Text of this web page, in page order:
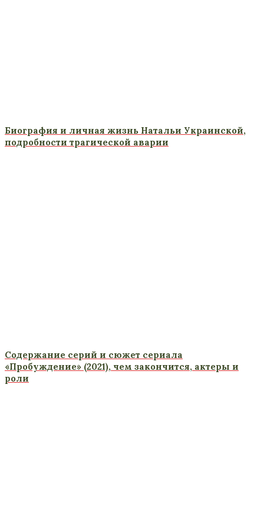
Биография и личная жизнь Натальи Украинской,
подробности трагической аварии
Содержание серий и сюжет сериала
«Пробуждение» (2021), чем закончится, актеры и
роли